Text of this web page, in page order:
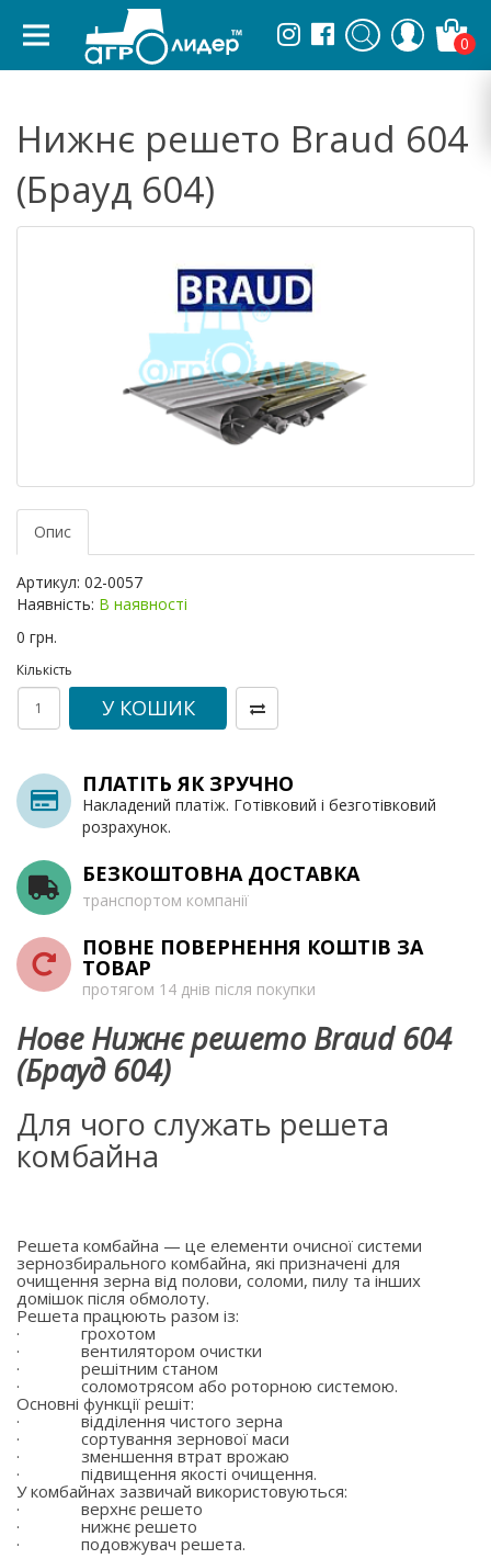
0
Нижнє решето Braud 604
(Брауд 604)
Опис
Артикул: 02-0057
Наявність: В наявності
0 грн.
Кількість
У КОШИК
ПЛАТІТЬ ЯК ЗРУЧНО
Накладений платіж. Готівковий і безготівковий
розрахунок.
БЕЗКОШТОВНА ДОСТАВКА
транспортом компанії
ПОВНЕ ПОВЕРНЕННЯ КОШТІВ ЗА
ТОВАР
протягом 14 днів після покупки
Нове Нижнє решето Braud 604
(Брауд 604)
Для чого служать решета
комбайна
Решета комбайна — це елементи очисної системи
зернозбирального комбайна, які призначені для
очищення зерна від полови, соломи, пилу та інших
домішок після обмолоту.
Решета працюють разом із:
·
грохотом
·
вентилятором очистки
·
решітним станом
·
соломотрясом або роторною системою.
Основні функції решіт:
·
відділення чистого зерна
·
сортування зернової маси
·
зменшення втрат врожаю
·
підвищення якості очищення.
У комбайнах зазвичай використовуються:
·
верхнє решето
·
нижнє решето
·
подовжувач решета.